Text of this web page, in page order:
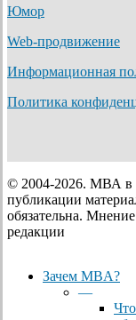
Юмор
Web-продвижение
Информационная
Политика
© 2004-2026. МВА в
публикации
обязательна.
редакции
Close
Зачем MBA?
—